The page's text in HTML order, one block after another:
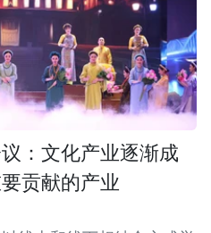
：文化产业逐渐成
贡献的产业